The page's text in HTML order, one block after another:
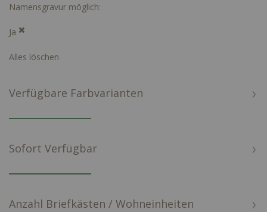
Namensgravur möglich
Ja
Alles löschen
Verfügbare Farbvarianten
Sofort Verfügbar
Anzahl Briefkästen / Wohneinheiten